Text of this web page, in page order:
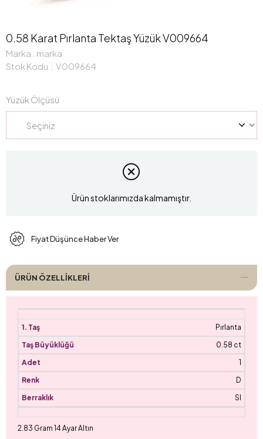
0.58 Karat Pırlanta Tektaş Yüzük V009664
Marka : marka
Stok Kodu
V009664
Yüzük Ölçüsü
Ürün stoklarımızda kalmamıştır.
Fiyat Düşünce Haber Ver
ÜRÜN ÖZELLIKLERI
Pırlanta
0.58 ct
1
D
SI
2.83 Gram 14 Ayar Altın